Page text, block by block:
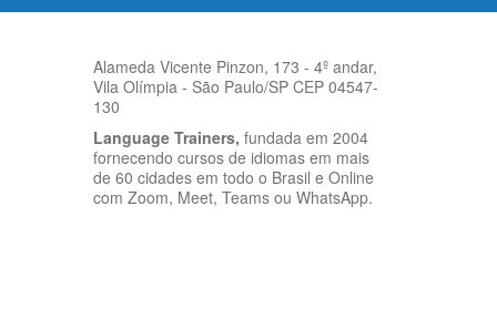
Alameda Vicente Pinzon, 173 - 4º andar,
Vila Olímpia - São Paulo/SP CEP 04547-
130
Language Trainers, fundada em 2004
fornecendo cursos de idiomas em mais
de 60 cidades em todo o Brasil e Online
com Zoom, Meet, Teams ou WhatsApp.